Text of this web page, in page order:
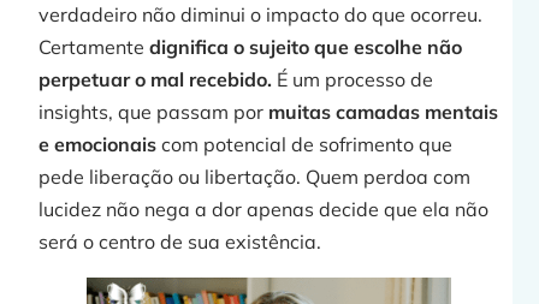
verdadeiro não diminui o impacto do que ocorreu.
Certamentedignifica o sujeito que escolhe não
perpetuar o mal recebido. É um processo de
insights, que passam por muitas camadas mentais
e emocionaiscom potencial de sofrimento que
pede liberação ou libertação. Quem perdoa com
lucidez não nega a dor apenas decide que ela não
será o centro de sua existência.